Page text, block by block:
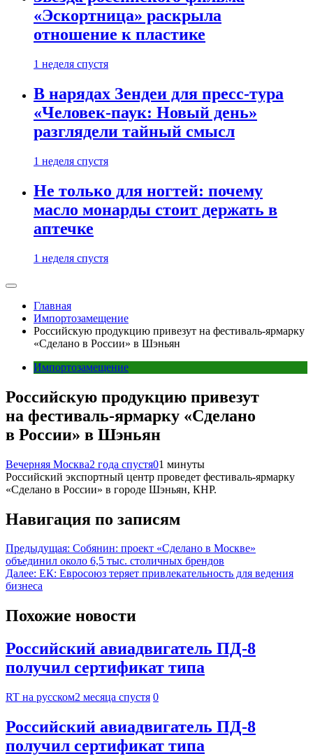
«Эскортница» раскрыла
отношение к пластике
1 неделя спустя
В нарядах Зендеи для пресс-тура
«Человек-паук: Новый день»
разглядели тайный смысл
1 неделя спустя
Не только для ногтей: почему
масло монарды стоит держать в
аптечке
1 неделя спустя
Главная
Импортозамещение
Российскую продукцию привезут на фестиваль-ярмарку
«Сделано в России» в Шэньян
Импортозамещение
Российскую продукцию привезут
на фестиваль-ярмарку «Сделано
в России» в Шэньян
Вечерняя Москва2 года спустя01 минуты
Российский экспортный центр проведет фестиваль-ярмарку
«Сделано в России» в городе Шэньян, КНР.
Навигация по записям
Предыдущая: Собянин: проект «Сделано в Москве»
объединил около 6,5 тыс. столичных брендов
Далее: ЕК: Евросоюз теряет привлекательность для ведения
бизнеса
Похожие новости
Российский авиадвигатель ПД-8
получил сертификат типа
RT на русском2 месяца спустя 0
Российский авиадвигатель ПД-8
получил сертификат типа